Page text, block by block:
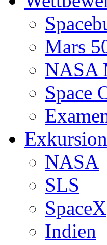
Mars
NASA
Space
NASA
SLS
SpaceX
Indien